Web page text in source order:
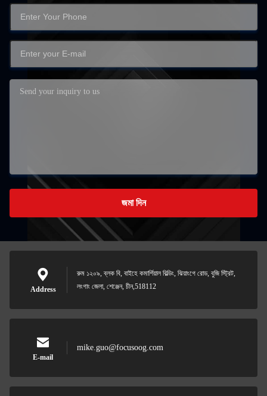
জমা দিন
Address
রুম ১২০৯, ব্লক বি, বাইহে কমার্শিয়াল বিল্ডিং, ঝিয়াংগে রোড, বুজি স্ট্রিট,
লংগাং জেলা, শেঞ্জেন, চীন,518112
E-mail
mike.guo@focusoog.com